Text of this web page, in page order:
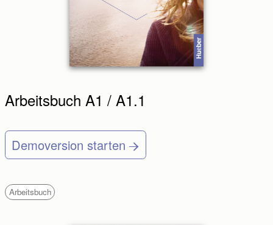
Arbeitsbuch A1 / A1.1
Demoversion starten
Arbeitsbuch